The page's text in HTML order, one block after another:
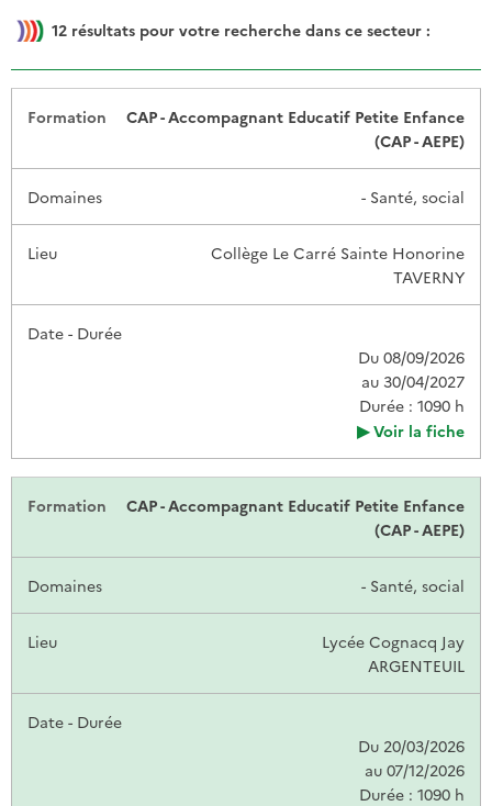
12 résultats pour votre recherche dans ce secteur :
Formation Domaines Lieu
Durée
CAP - Accompagnant Educatif Petite Enfance
(CAP - AEPE)
- Santé, social
Collège Le Carré Sainte Honorine
TAVERNY
Du 08/09/2026
au 30/04/2027
Durée : 1090 h
Voir la fiche
CAP - Accompagnant Educatif Petite Enfance
(CAP - AEPE)
- Santé, social
Lycée Cognacq Jay
ARGENTEUIL
Du 20/03/2026
au 07/12/2026
Durée : 1090 h